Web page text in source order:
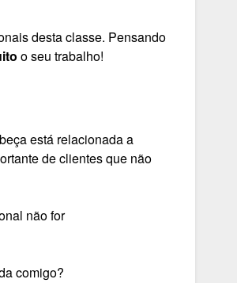
desta classe. Pensando
o seu trabalho!
está relacionada a
de clientes que não
não for
comigo?